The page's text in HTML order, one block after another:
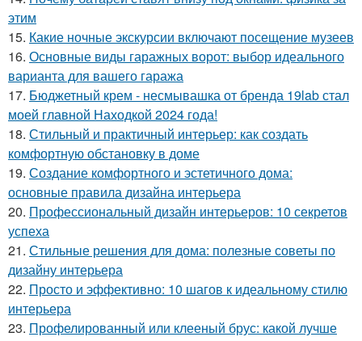
этим
15. Какие ночные экскурсии включают посещение музеев
16. Основные виды гаражных ворот: выбор идеального
варианта для вашего гаража
17. Бюджетный крем - несмывашка от бренда 19lab стал
моей главной Находкой 2024 года!
18. Стильный и практичный интерьер: как создать
комфортную обстановку в доме
19. Создание комфортного и эстетичного дома:
основные правила дизайна интерьера
20. Профессиональный дизайн интерьеров: 10 секретов
успеха
21. Стильные решения для дома: полезные советы по
дизайну интерьера
22. Просто и эффективно: 10 шагов к идеальному стилю
интерьера
23. Профелированный или клееный брус: какой лучше